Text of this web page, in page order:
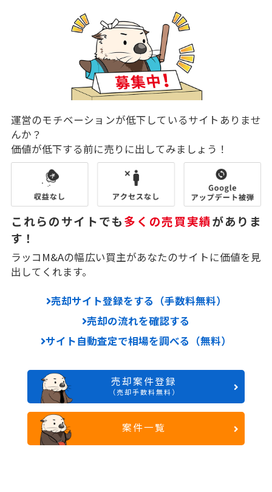
運営のモチベーションが低下しているサイトありませ
んか？
価値が低下する前に売りに出してみましょう！
これらのサイトでも多くの売買実績がありま
す！
ラッコM&Aの幅広い買主があなたのサイトに価値を見
出してくれます。
売却サイト登録をする（手数料無料）
売却の流れを確認する
サイト自動査定で相場を調べる（無料）
売却案件登録
（売却手数料無料）
案件一覧